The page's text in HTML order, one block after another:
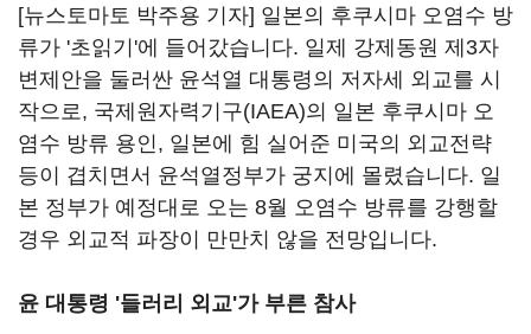
[뉴스토마토 박주용 기자] 일본의 후쿠시마 오염수 방
류가 '초읽기'에 들어갔습니다. 일제 강제동원 제3자
변제안을 둘러싼 윤석열 대통령의 저자세 외교를 시
작으로, 국제원자력기구(IAEA)의 일본 후쿠시마 오
염수 방류 용인, 일본에 힘 실어준 미국의 외교전략
등이 겹치면서 윤석열정부가 궁지에 몰렸습니다. 일
본 정부가 예정대로 오는 8월 오염수 방류를 강행할
경우 외교적 파장이 만만치 않을 전망입니다.
윤 대통령 '들러리 외교'가 부른 참사